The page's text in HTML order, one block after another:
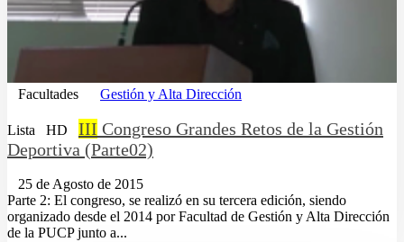
Facultades Gestión y Alta Dirección
Lista HD III Congreso Grandes Retos de la Gestión
Deportiva (Parte02)
25 de Agosto de 2015
Parte 2: El congreso, se realizó en su tercera edición, siendo
organizado desde el 2014 por Facultad de Gestión y Alta Dirección
de la PUCP junto a...